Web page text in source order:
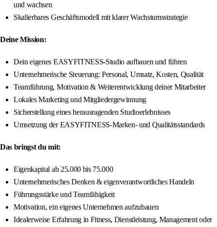
und wachsen
Skalierbares Geschäftsmodell mit klarer Wachstumsstrategie
Deine Mission:
Dein eigenes EASYFITNESS-Studio aufbauen und führen
Unternehmerische Steuerung: Personal, Umsatz, Kosten, Qualität
Teamführung, Motivation & Weiterentwicklung deiner Mitarbeiter
Lokales Marketing und Mitgliedergewinnung
Sicherstellung eines herausragenden Studioerlebnisses
Umsetzung der EASYFITNESS-Marken- und Qualitätsstandards
Das bringst du mit:
Eigenkapital ab 25.000 bis 75.000
Unternehmerisches Denken & eigenverantwortliches Handeln
Führungsstärke und Teamfähigkeit
Motivation, ein eigenes Unternehmen aufzubauen
Idealerweise Erfahrung in Fitness, Dienstleistung, Management oder